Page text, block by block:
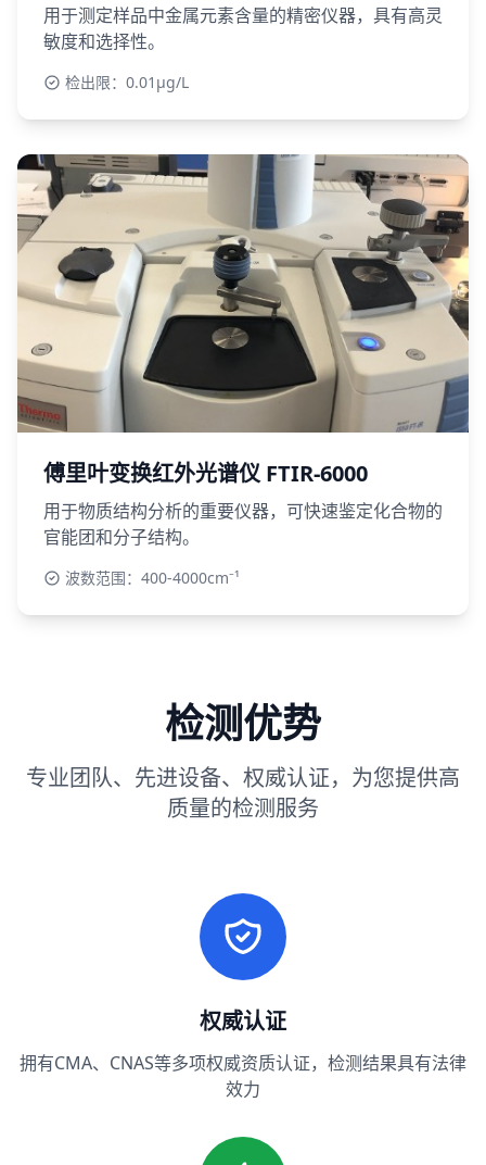
用于测定样品中金属元素含量的精密仪器，具有高灵
敏度和选择性。
检出限：0.01μg/L
傅里叶变换红外光谱仪 FTIR-6000
用于物质结构分析的重要仪器，可快速鉴定化合物的
官能团和分子结构。
波数范围：400-4000cm⁻¹
检测优势
专业团队、先进设备、权威认证，为您提供高
质量的检测服务
权威认证
拥有CMA、CNAS等多项权威资质认证，检测结果具有法律
效力